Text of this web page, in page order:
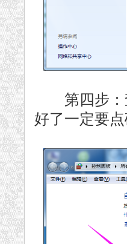
第四步：查
好了一定要